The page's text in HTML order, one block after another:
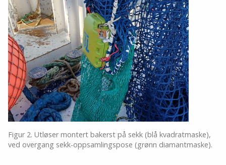
Figur 2. Utløser montert bakerst på sekk (blå kvadratmaske),
ved overgang sekk-oppsamlingspose (grønn diamantmaske).